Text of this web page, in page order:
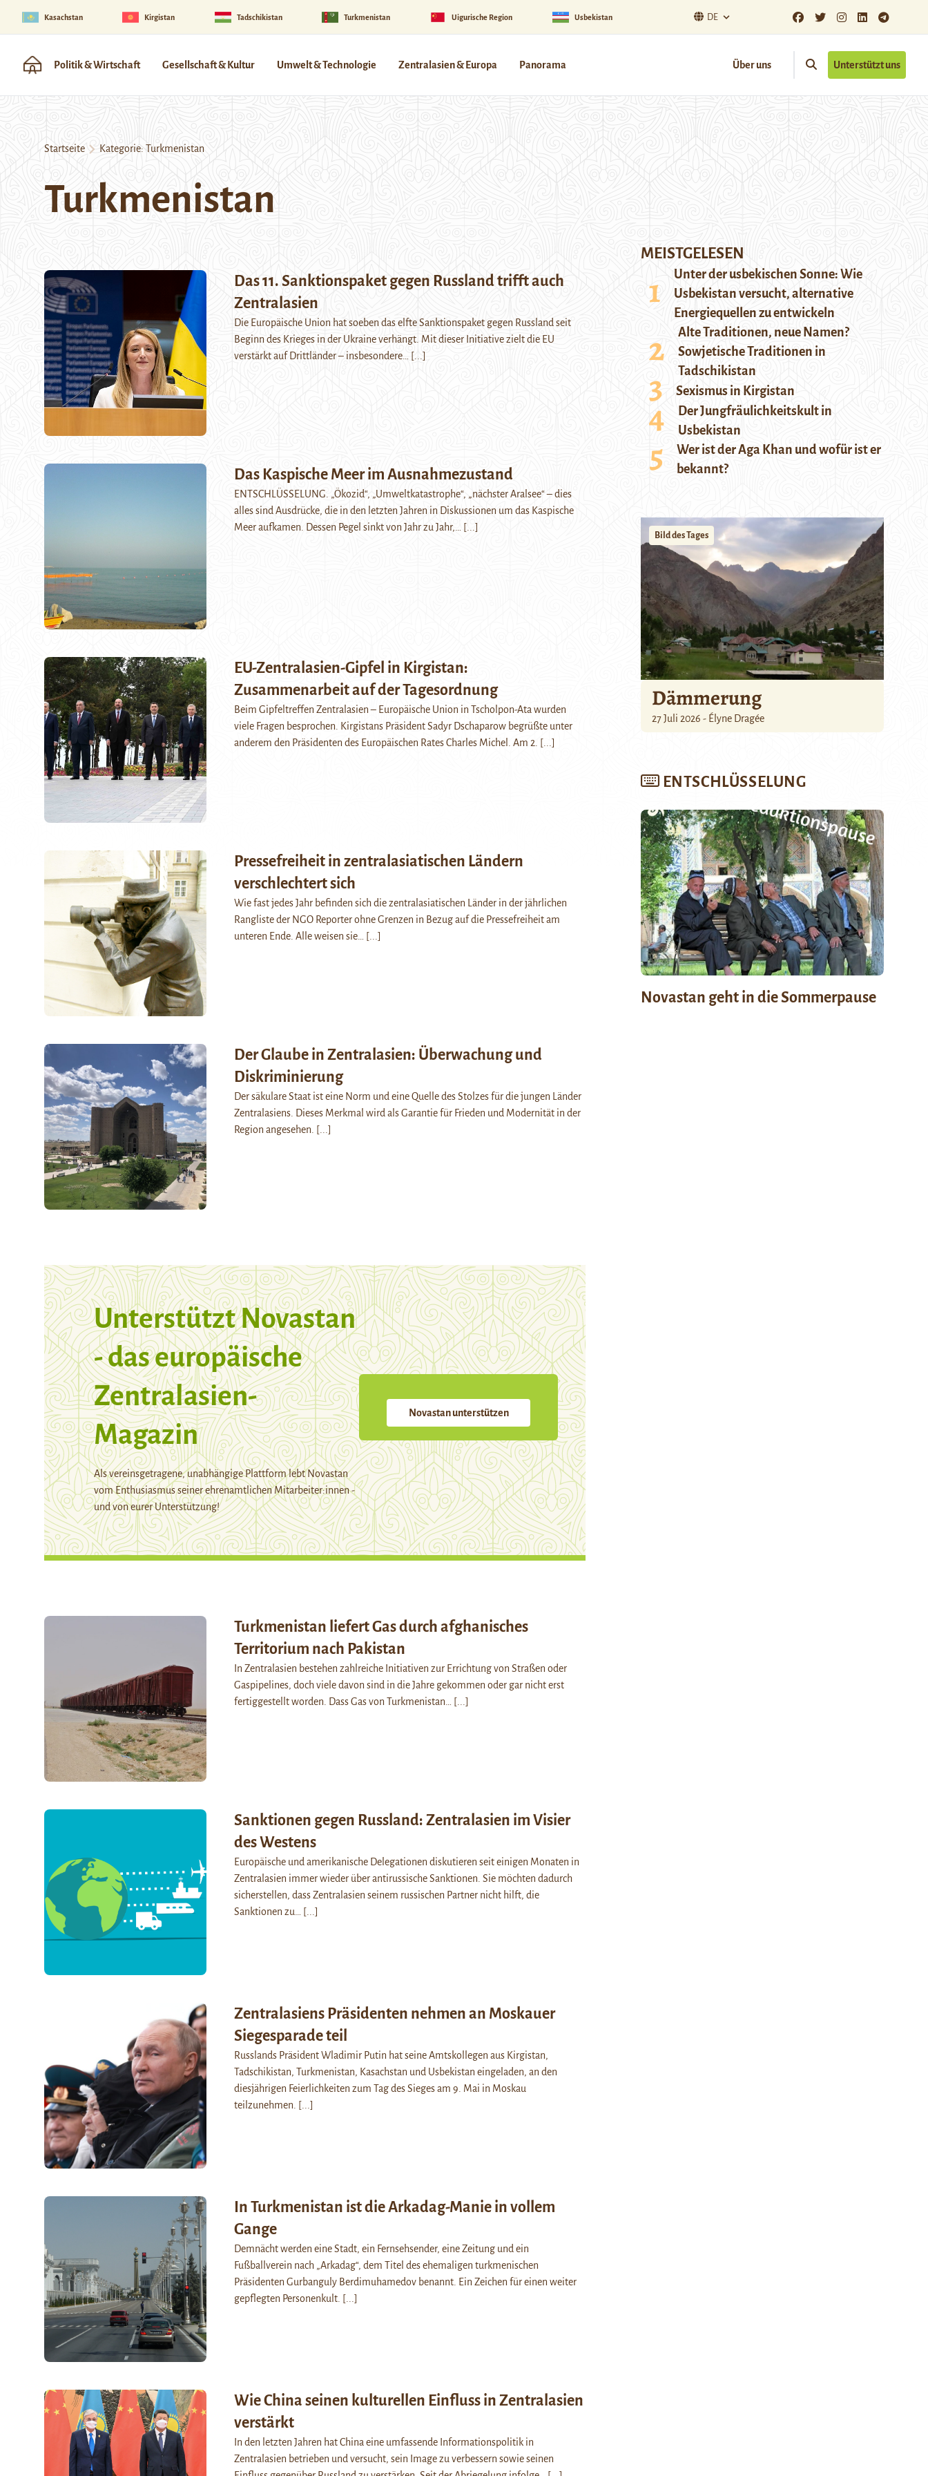
Kasachstan Kirgistan Tadschikistan Turkmenistan Uigurische Region Usbekistan DE
Politik & Wirtschaft Gesellschaft & Kultur Umwelt & Technologie Zentralasien & Europa Panorama Über uns Unterstützt uns
Startseite Kategorie: Turkmenistan
Turkmenistan
Das 11. Sanktionspaket gegen Russland trifft auch
Zentralasien
Die Europäische Union hat soeben das elfte Sanktionspaket gegen Russland seit
Beginn des Krieges in der Ukraine verhängt. Mit dieser Initiative zielt die EU
verstärkt auf Drittländer – insbesondere…
[...]
Das Kaspische Meer im Ausnahmezustand
ENTSCHLÜSSELUNG. „Ökozid“, „Umweltkatastrophe“, „nächster Aralsee“ – dies
alles sind Ausdrücke, die in den letzten Jahren in Diskussionen um das Kaspische
Meer aufkamen. Dessen Pegel sinkt von Jahr zu Jahr,…
[...]
EU-Zentralasien-Gipfel in Kirgistan:
Zusammenarbeit auf der Tagesordnung
Beim Gipfeltreffen Zentralasien – Europäische Union in Tscholpon-Ata wurden
viele Fragen besprochen. Kirgistans Präsident Sadyr Dschaparow begrüßte unter
anderem den Präsidenten des Europäischen Rates Charles Michel. Am 2.
[...]
Pressefreiheit in zentralasiatischen Ländern
verschlechtert sich
Wie fast jedes Jahr befinden sich die zentralasiatischen Länder in der jährlichen
Rangliste der NGO Reporter ohne Grenzen in Bezug auf die Pressefreiheit am
unteren Ende. Alle weisen sie…
[...]
Der Glaube in Zentralasien: Überwachung und
Diskriminierung
Der säkulare Staat ist eine Norm und eine Quelle des Stolzes für die jungen Länder
Zentralasiens. Dieses Merkmal wird als Garantie für Frieden und Modernität in der
Region angesehen.
[...]
Unterstützt Novastan
- das europäische
Zentralasien-
Magazin
Als vereinsgetragene, unabhängige Plattform lebt Novastan
vom Enthusiasmus seiner ehrenamtlichen Mitarbeiter:innen -
und von eurer Unterstützung!
Novastan unterstützen
Turkmenistan liefert Gas durch afghanisches
Territorium nach Pakistan
In Zentralasien bestehen zahlreiche Initiativen zur Errichtung von Straßen oder
Gaspipelines, doch viele davon sind in die Jahre gekommen oder gar nicht erst
fertiggestellt worden. Dass Gas von Turkmenistan…
[...]
Sanktionen gegen Russland: Zentralasien im Visier
des Westens
Europäische und amerikanische Delegationen diskutieren seit einigen Monaten in
Zentralasien immer wieder über antirussische Sanktionen. Sie möchten dadurch
sicherstellen, dass Zentralasien seinem russischen Partner nicht hilft, die
Sanktionen zu…
[...]
Zentralasiens Präsidenten nehmen an Moskauer
Siegesparade teil
Russlands Präsident Wladimir Putin hat seine Amtskollegen aus Kirgistan,
Tadschikistan, Turkmenistan, Kasachstan und Usbekistan eingeladen, an den
diesjährigen Feierlichkeiten zum Tag des Sieges am 9. Mai in Moskau
teilzunehmen.
[...]
In Turkmenistan ist die Arkadag-Manie in vollem
Gange
Demnächt werden eine Stadt, ein Fernsehsender, eine Zeitung und ein
Fußballverein nach „Arkadag“, dem Titel des ehemaligen turkmenischen
Präsidenten Gurbanguly Berdimuhamedov benannt. Ein Zeichen für einen weiter
gepflegten Personenkult. [...]
Wie China seinen kulturellen Einfluss in Zentralasien
verstärkt
In den letzten Jahren hat China eine umfassende Informationspolitik in
Zentralasien betrieben und versucht, sein Image zu verbessern sowie seinen
MEISTGELESEN
Unter der usbekischen Sonne: Wie
Usbekistan versucht, alternative
Energiequellen zu entwickeln
Alte Traditionen, neue Namen?
Sowjetische Traditionen in
Tadschikistan
Sexismus in Kirgistan
Der Jungfräulichkeitskult in
Usbekistan
Wer ist der Aga Khan und wofür ist er
bekannt?
Bild des Tages
Dämmerung
27 Juli 2026 - Élyne Dragée
ENTSCHLÜSSELUNG
Novastan geht in die Sommerpause